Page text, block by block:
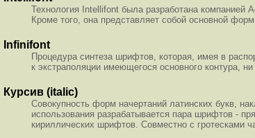
Технология Intellifont была разработана компанией
Кроме того, она представляет собой основной
Infinifont
Процедура синтеза шрифтов, которая, имея в
к экстраполяции имеющегося основного контура,
Курсив (italic)
Совокупность форм начертаний латинских букв,
использования разрабатывается пара шрифтов -
кириллических шрифтов. Совместно с гротесками